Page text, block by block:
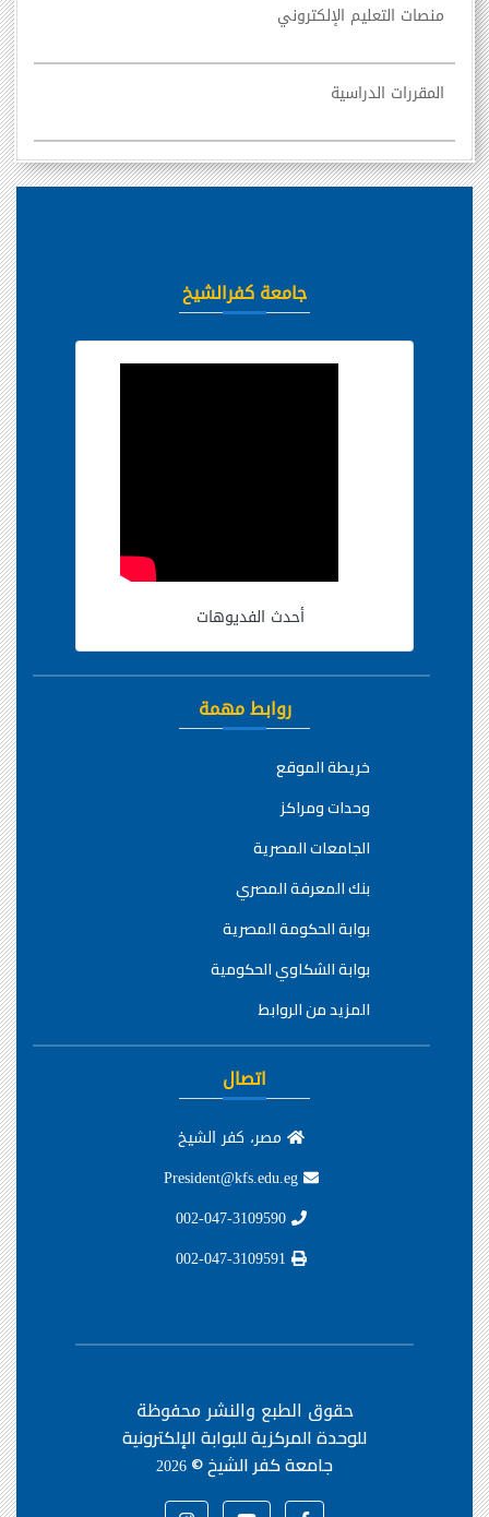
منصات التعليم الإلكتروني
المقررات الدراسية
جامعة كفرالشيخ
أحدث الفديوهات
روابط مهمة
خريطة الموقع
وحدات ومراكز
الجامعات المصرية
بنك المعرفة المصري
بوابة الحكومة المصرية
بوابة الشكاوي الحكومية
المزيد من الروابط
اتصال
مصر، كفر الشيخ
حقوق الطبع والنشر محفوظة
للوحدة المركزية للبوابة الإلكترونية
جامعة كفر الشيخ ©2026